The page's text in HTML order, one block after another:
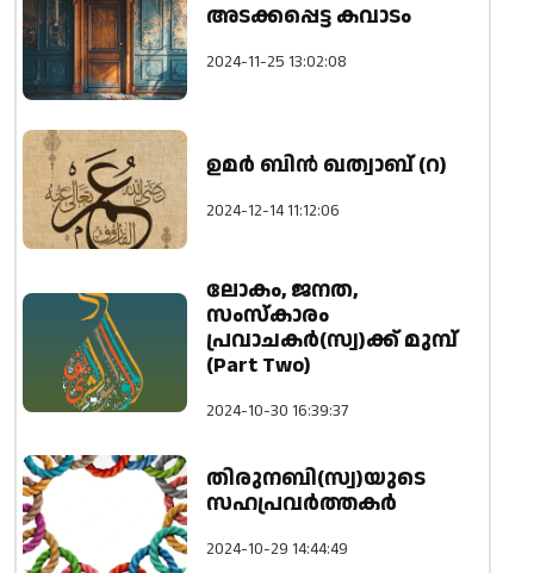
അടക്കപ്പെട്ട കവാടം
2024-11-25 13:02:08
ഉമർ ബിൻ ഖത്വാബ് (റ)
2024-12-14 11:12:06
ലോകം, ജനത,
സംസ്കാരം
പ്രവാചകർ(സ്വ)ക്ക് മുമ്പ്
(Part Two)
2024-10-30 16:39:37
തിരുനബി(സ്വ)യുടെ
സഹപ്രവർത്തകർ
2024-10-29 14:44:49